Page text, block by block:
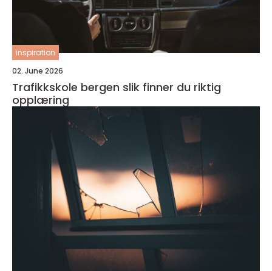
inspiration
02. June 2026
Trafikkskole bergen slik finner du riktig
opplæring